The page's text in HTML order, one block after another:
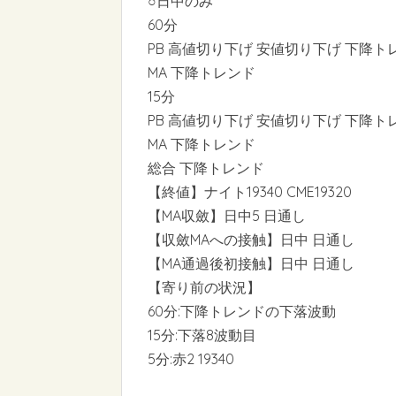
60分
PB 高値切り下げ 安値切り下げ 下降ト
MA 下降トレンド
15分
PB 高値切り下げ 安値切り下げ 下降ト
MA 下降トレンド
総合 下降トレンド
【終値】ナイト19340 CME19320
【MA収斂】日中5 日通し
【収斂MAへの接触】日中 日通し
【MA通過後初接触】日中 日通し
【寄り前の状況】
60分:下降トレンドの下落波動
15分:下落8波動目
5分:赤2 19340